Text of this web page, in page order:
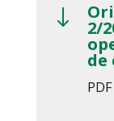
" 2/
de
PDF